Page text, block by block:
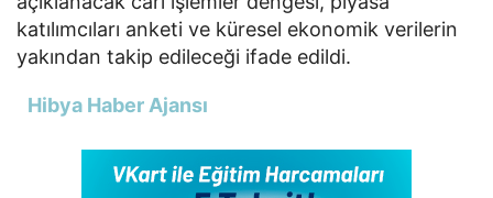
katılımcıları anketi ve küresel ekonomik verilerin
yakından takip edileceği ifade edildi.
Hibya Haber Ajansı